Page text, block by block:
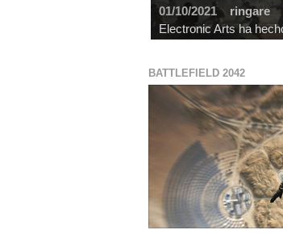
01/10/2021
ringare
Electronic Arts ha
BATTLEFIELD 2042